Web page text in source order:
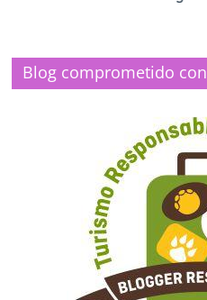
Blog comprometido con